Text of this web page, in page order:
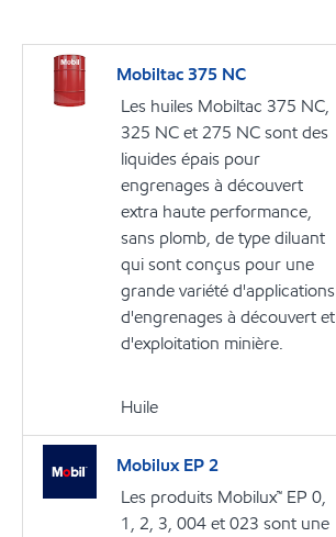
Mobiltac 375 NC
Les huiles Mobiltac 375 NC,
325 NC et 275 NC sont des
liquides épais pour
engrenages à découvert
extra haute performance,
sans plomb, de type diluant
qui sont conçus pour une
grande variété d'applications
d'engrenages à découvert et
d'exploitation minière.
Huile
Mobilux EP 2
Les produits Mobilux™ EP 0,
1, 2, 3, 004 et 023 sont une